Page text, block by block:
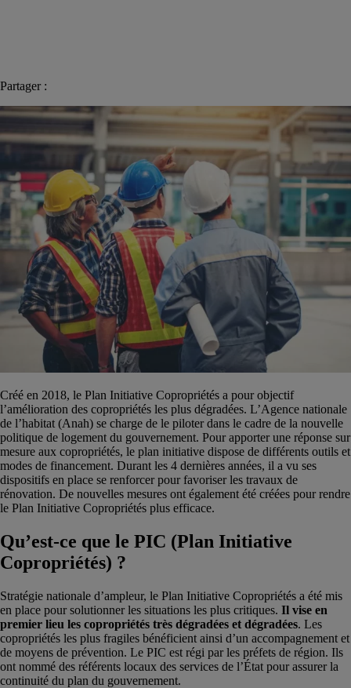
Partager :
Créé en 2018, le Plan Initiative Copropriétés a pour objectif
l’amélioration des copropriétés les plus dégradées. L’Agence nationale
de l’habitat (Anah) se charge de le piloter dans le cadre de la nouvelle
politique de logement du gouvernement. Pour apporter une réponse sur
mesure aux copropriétés, le plan initiative dispose de différents outils et
modes de financement. Durant les 4 dernières années, il a vu ses
dispositifs en place se renforcer pour favoriser les travaux de
rénovation. De nouvelles mesures ont également été créées pour rendre
le Plan Initiative Copropriétés plus efficace.
Qu’est-ce que le PIC (Plan Initiative
Copropriétés) ?
Stratégie nationale d’ampleur, le Plan Initiative Copropriétés a été mis
en place pour solutionner les situations les plus critiques. Il vise en
premier lieu les copropriétés très dégradées et dégradées. Les
copropriétés les plus fragiles bénéficient ainsi d’un accompagnement et
de moyens de prévention. Le PIC est régi par les préfets de région. Ils
ont nommé des référents locaux des services de l’État pour assurer la
continuité du plan du gouvernement.